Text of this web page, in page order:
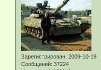
Зарегистрирован: 2009-10-19
Сообщений: 37224